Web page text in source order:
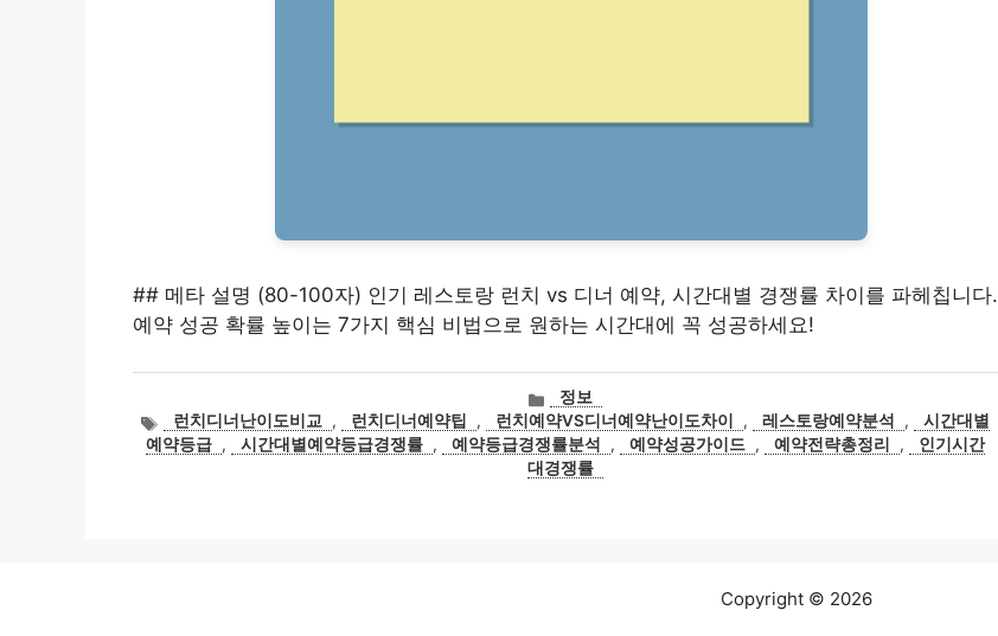
## 메타 설명 (80-100자) 인기 레스토랑 런치 vs 디너 예약, 시간대별 경쟁률 차이를 파헤칩니다.
예약 성공 확률 높이는 7가지 핵심 비법으로 원하는 시간대에 꼭 성공하세요!
카
테
고
리
정보
태
그
런치디너난이도비교 , 런치디너예약팁 , 런치예약VS디너예약난이도차이 , 레스토랑예약분석 ,
시간대별
예약등급 , 시간대별예약등급경쟁률 , 예약등급경쟁률분석 , 예약성공가이드 , 예약전략총정리 ,
인기시간
대경쟁률
Copyright © 2026